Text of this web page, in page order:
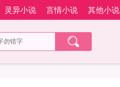
灵异小说 言情小说 其他小说